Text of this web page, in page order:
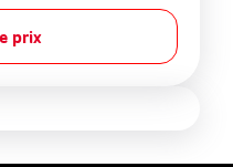
prix